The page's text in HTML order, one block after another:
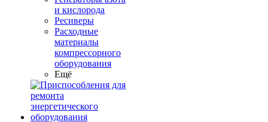
и кислорода
Ресиверы
Расходные
материалы
компрессорного
оборудования
Ещё